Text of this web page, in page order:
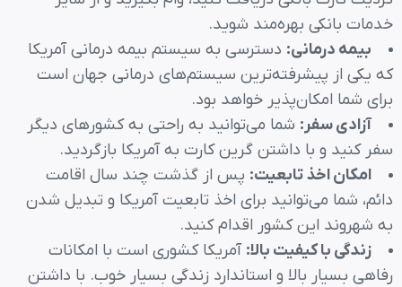
خدمات بانکی بهره‌مند شوید.
بیمه درمانی: دسترسی به سیستم بیمه درمانی آمریکا
که یکی از پیشرفته‌ترین سیستم‌های درمانی جهان است
برای شما امکان‌پذیر خواهد بود.
آزادی سفر: شما می‌توانید به راحتی به کشورهای دیگر
سفر کنید و با داشتن گرین کارت به آمریکا بازگردید.
امکان اخذ تابعیت: پس از گذشت چند سال اقامت
دائم، شما می‌توانید برای اخذ تابعیت آمریکا و تبدیل شدن
به شهروند این کشور اقدام کنید.
زندگی با کیفیت بالا: آمریکا کشوری است با امکانات
رفاهی بسیار بالا و استاندارد زندگی بسیار خوب. با داشتن